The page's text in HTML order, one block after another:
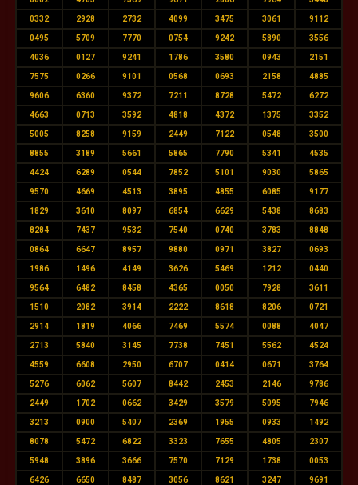
0332 2928 2732 4099 3475 3061 9112
0495 5709 7770 0754 9242 5890 3556
4036 0127 9241 1786 3580 0943 2151
7575 0266 9101 0568 0693 2158 4885
9606 6360 9372 7211 8728 5472 6272
4663 0713 3592 4818 4372 1375 3352
5005 8258 9159 2449 7122 0548 3500
8855 3189 5661 5865 7790 5341 4535
4424 6289 0544 7852 5101 9030 5865
9570 4669 4513 3895 4855 6085 9177
1829 3610 8097 6854 6629 5438 8683
8284 7437 9532 7540 0740 3783 8848
0864 6647 8957 9880 0971 3827 0693
1986 1496 4149 3626 5469 1212 0440
9564 6482 8458 4365 0050 7928 3611
1510 2082 3914 2222 8618 8206 0721
2914 1819 4066 7469 5574 0088 4047
2713 5840 3145 7738 7451 5562 4524
4559 6608 2950 6707 0414 0671 3764
5276 6062 5607 8442 2453 2146 9786
2449 1702 0662 3429 3579 5095 7946
3213 0900 5407 2369 1955 0933 1492
8078 5472 6822 3323 7655 4805 2307
5948 3896 3666 7570 7129 1738 0053
6426 6650 8487 3056 8621 3247 9691